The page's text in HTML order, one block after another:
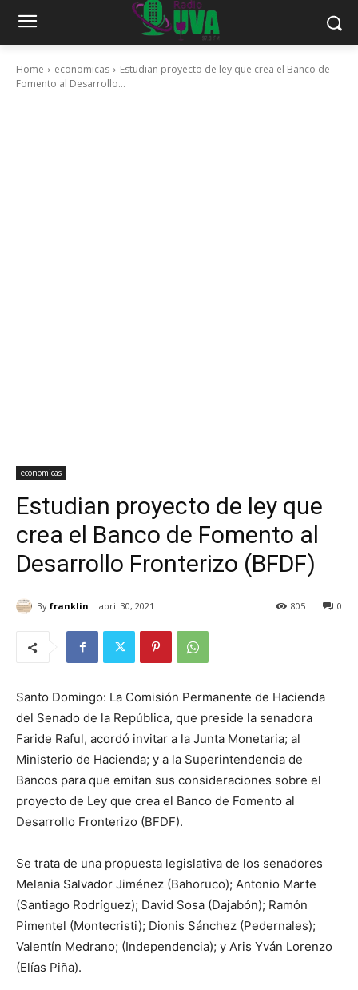
Home economicas
Estudian proyecto de ley que crea el Banco de
Fomento al Desarrollo...
economicas
Estudian proyecto de ley que
crea el Banco de Fomento al
Desarrollo Fronterizo (BFDF)
By franklin abril 30, 2021 0
805
Santo Domingo: La Comisión Permanente de Hacienda
del Senado de la República, que preside la senadora
Faride Raful, acordó invitar a la Junta Monetaria; al
Ministerio de Hacienda; y a la Superintendencia de
Bancos para que emitan sus consideraciones sobre el
proyecto de Ley que crea el Banco de Fomento al
Desarrollo Fronterizo (BFDF).
Se trata de una propuesta legislativa de los senadores
Melania Salvador Jiménez (Bahoruco); Antonio Marte
(Santiago Rodríguez); David Sosa (Dajabón); Ramón
Pimentel (Montecristi); Dionis Sánchez (Pedernales);
Valentín Medrano; (Independencia); y Aris Yván Lorenzo
(Elías Piña).